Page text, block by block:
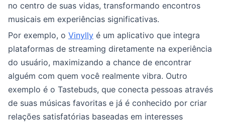
no centro de suas vidas, transformando encontros
musicais em experiências significativas.
Por exemplo, o Vinylly é um aplicativo que integra
plataformas de streaming diretamente na experiência
do usuário, maximizando a chance de encontrar
alguém com quem você realmente vibra. Outro
exemplo é o Tastebuds, que conecta pessoas através
de suas músicas favoritas e já é conhecido por criar
relações satisfatórias baseadas em interesses